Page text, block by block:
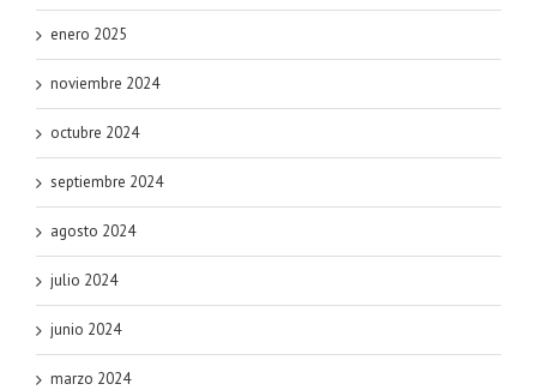
enero 2025
noviembre 2024
octubre 2024
septiembre 2024
agosto 2024
julio 2024
junio 2024
marzo 2024